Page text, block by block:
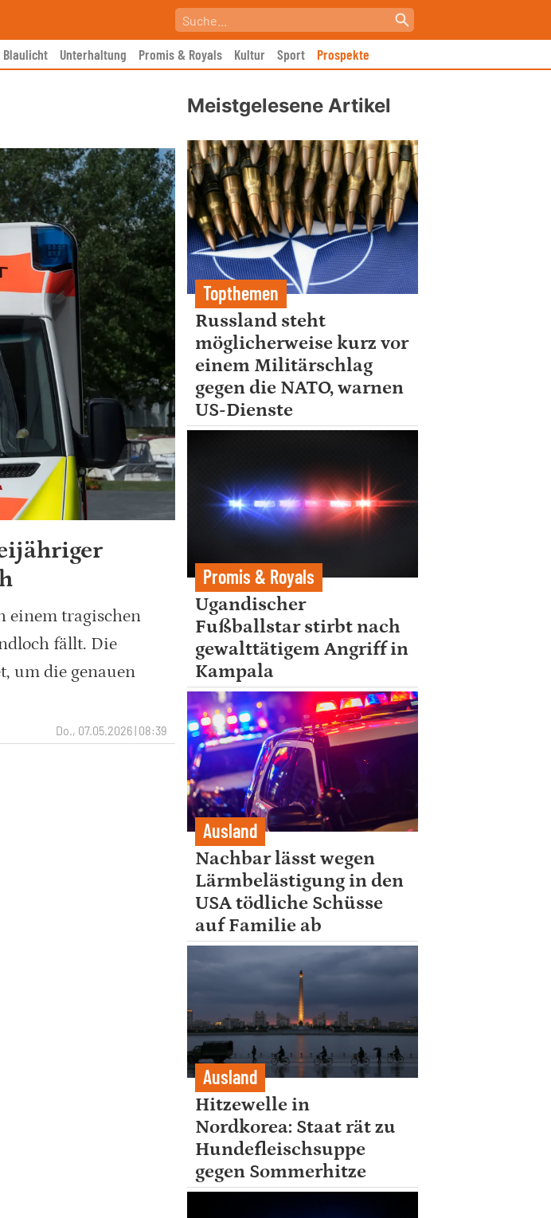
Blaulicht Unterhaltung Promis & Royals Kultur Sport Prospekte
einem tragischen
fällt. Die
um die genauen
Do., 07.05.2026 | 08:39
Meistgelesene Artikel
Topthemen
Russland steht
möglicherweise kurz vor
einem Militärschlag
gegen die NATO, warnen
US-Dienste
Promis & Royals
Ugandischer
Fußballstar stirbt nach
gewalttätigem Angriff in
Kampala
Ausland
Nachbar lässt wegen
Lärmbelästigung in den
USA tödliche Schüsse
auf Familie ab
Ausland
Hitzewelle in
Nordkorea: Staat rät zu
Hundefleischsuppe
gegen Sommerhitze